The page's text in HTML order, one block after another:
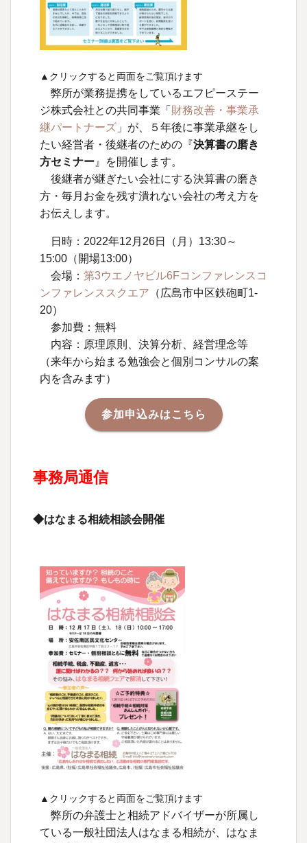
▲クリックすると両面をご覧頂けます
弊所が業務提携をしているエフピーステー
ジ株式会社との共同事業「 財務改善・事業承
継パートナーズ 」が、５年後に事業承継をし
たい経営者・後継者のための『決算書の磨き
方セミナー 』を開催します。
後継者が継ぎたい会社にする決算書の磨き
方・毎月お金を残す潰れない会社の考え方を
お伝えします。
日時：2022年12月26日（月）13:30～
15:00（開場13:00）
会場： 第3ウエノヤビル6Fコンファレンスコ
ンファレンススクエア （広島市中区鉄砲町1-
20）
参加費：無料
内容：原理原則、決算分析、経営理念等
（来年から始まる勉強会と個別コンサルの案
内を含みます）
参加申込みはこちら
事務局通信
◆はなまる相続相談会開催
▲クリックすると両面をご覧頂けます
弊所の弁護士と相続アドバイザーが所属し
ている一般社団法人はなまる相続が、はなま